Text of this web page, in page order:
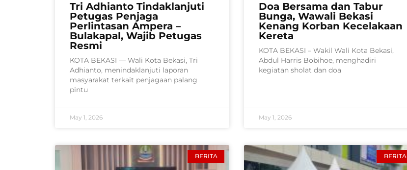
Tri Adhianto Tindaklanjuti
Petugas Penjaga
Perlintasan Ampera –
Bulakapal, Wajib Petugas
Resmi
KOTA BEKASI — Wali Kota Bekasi, Tri
Adhianto, menindaklanjuti laporan
masyarakat terkait penjagaan palang
pintu
May 1, 2026
Doa Bersama dan Tabur
Bunga, Wawali Bekasi
Kenang Korban Kecelakaan
Kereta
KOTA BEKASI – Wakil Wali Kota Bekasi,
Abdul Harris Bobihoe, menghadiri
kegiatan sholat dan doa
May 1, 2026
BERITA BERITA